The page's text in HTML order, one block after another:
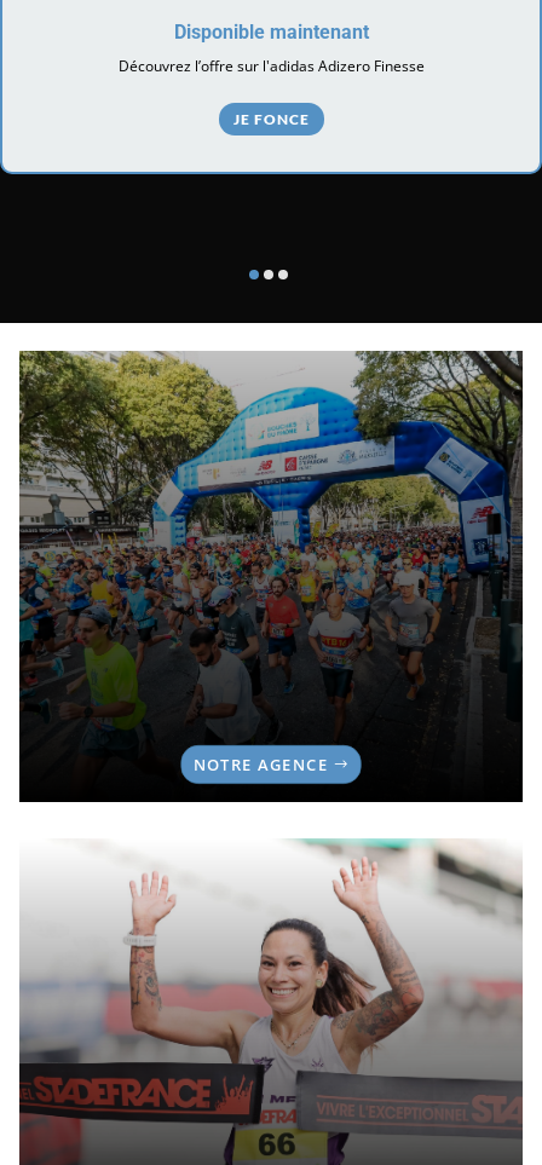
Disponible maintenant
Découvrez l’offre sur l'adidas Adizero Finesse
JE FONCE
NOTRE AGENCE